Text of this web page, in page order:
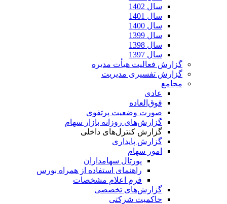
سال 1402
سال 1401
سال 1400
سال 1399
سال 1398
سال 1397
گزارش فعالیت هیأت مدیره
گزارش تفسیری مدیریت
مجامع
عادی
فوق‌العاده
صورت وضعیت پرتفوی
گزارش‌های روزانه بازار سهام
گزارش کنترل‌های داخلی
گزارش پایداری
امور سهام
پورتال سهامداران
راهنمای استفاده از همراه بورس
فرم اعلام مشخصات
گزارش‌های تخصصی
حاکمیت شرکتی